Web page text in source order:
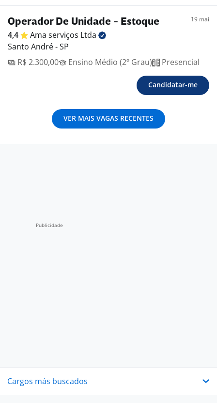
Operador De Unidade - Estoque 19 mai
4,4 Ama serviços Ltda
Santo André - SP
R$ 2.300,00
Ensino Médio (2º Grau) Presencial
Candidatar-me
VER MAIS VAGAS RECENTES
Cargos más buscados